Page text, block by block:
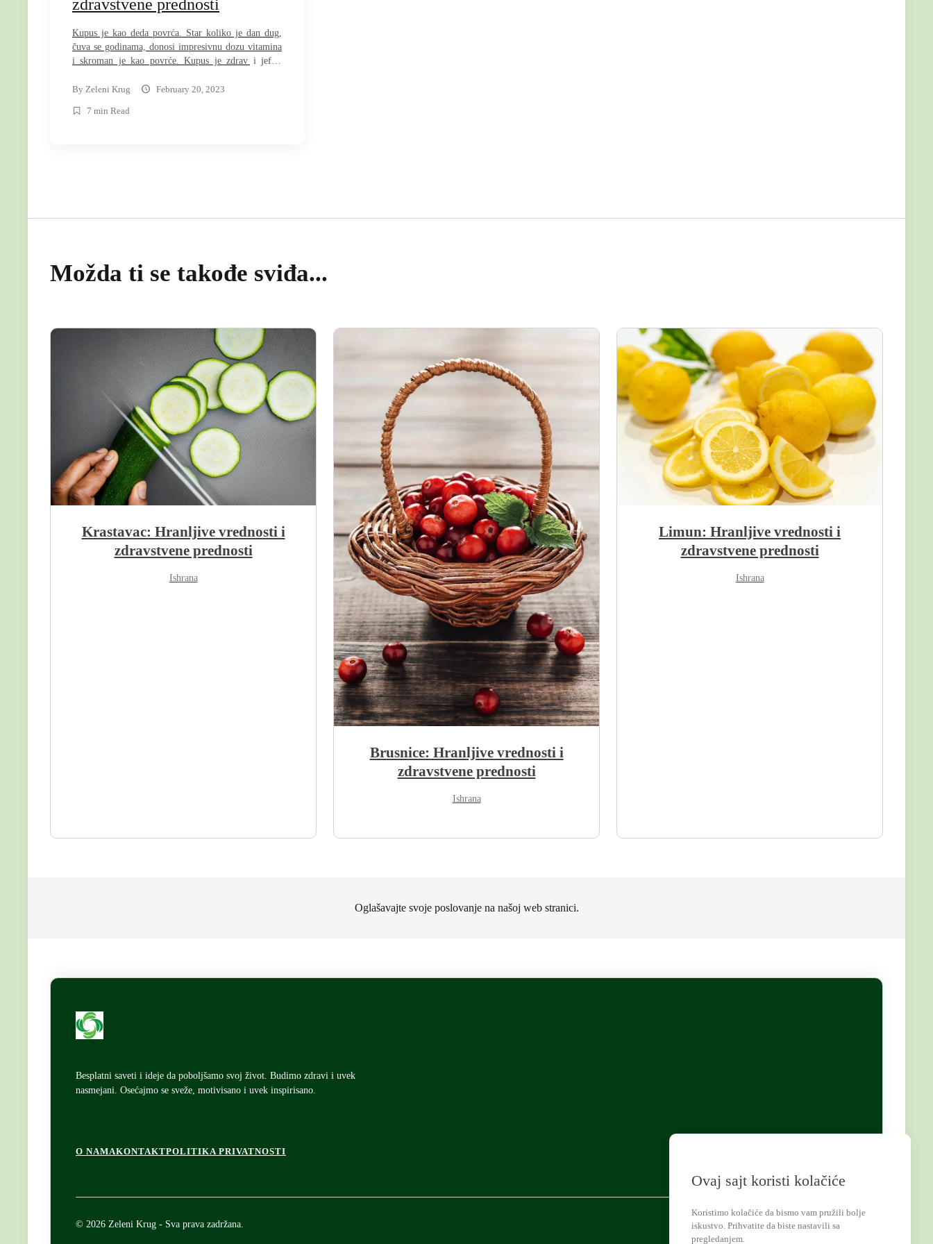
zdravstvene prednosti
Kupus je kao deda povrća. Star koliko je dan dug,
čuva se godinama, donosi impresivnu dozu vitamina
i skroman je kao povrće. Kupus je zdrav i jeftin
koristiti na mnogo različitih načina. Možete uživati u
slatkoći kuvanog kupusa. […]
By Zeleni Krug February 20, 2023
7 min Read
Možda ti se takođe sviđa...
Krastavac: Hranljive vrednosti i
zdravstvene prednosti
Ishrana
Brusnice: Hranljive vrednosti i
zdravstvene prednosti
Ishrana
Limun: Hranljive vrednosti i
zdravstvene prednosti
Ishrana
Oglašavajte svoje poslovanje na našoj web stranici.
Besplatni saveti i ideje da poboljšamo svoj život. Budimo zdravi i uvek
nasmejani. Osećajmo se sveže, motivisano i uvek inspirisano.
F
O NAMAKONTAKTPOLITIKA PRIVATNOSTI
© 2026 Zeleni Krug - Sva prava zadržana.
Ovaj sajt koristi kolačiće
Koristimo kolačiće da bismo vam pružili bolje
iskustvo. Prihvatite da biste nastavili sa
pregledanjem.